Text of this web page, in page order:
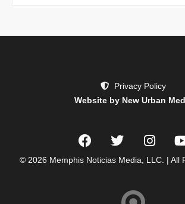
Privacy Policy
Website by New Urban
© 2026 Memphis Noticias Media, LLC. | All